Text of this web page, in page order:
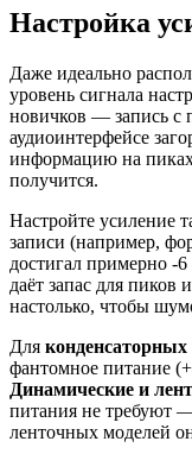
Настройка
Даже идеально
уровень сигнала
новичков — запись с
аудиоинтерфейсе
информацию на
получится.
Настройте усиление
записи (например,
достигал примерно -
даёт запас для пиков
настолько, чтобы
Для
фантомное питание
Динамические и
питания не требуют
ленточных моделей